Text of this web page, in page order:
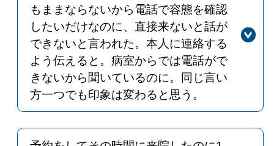
もままならないから電話で容態を確認
したいだけなのに、直接来ないと話が
できないと言われた。本人に連絡する
よう伝えると。病室からでは電話がで
きないから聞いているのに。同じ言い
方一つでも印象は変わると思う。
回答
ご指摘ありがとうございます。面会制
限で患者さんの容態がわからない状況
のなか、不快な思いをさせてしまい申